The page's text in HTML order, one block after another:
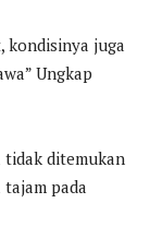
kondisinya juga
Ungkap
ditemukan
pada